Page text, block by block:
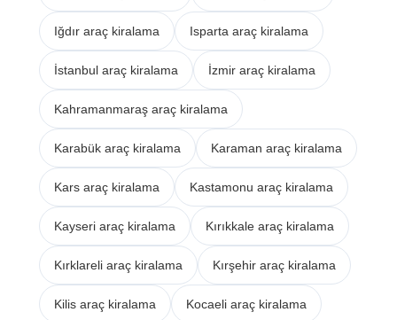
Iğdır araç kiralama Isparta araç kiralama
İstanbul araç kiralama İzmir araç kiralama
Kahramanmaraş araç kiralama
Karabük araç kiralama Karaman araç kiralama
Kars araç kiralama Kastamonu araç kiralama
Kayseri araç kiralama Kırıkkale araç kiralama
Kırklareli araç kiralama Kırşehir araç kiralama
Kilis araç kiralama Kocaeli araç kiralama